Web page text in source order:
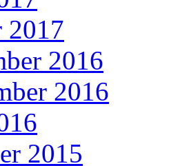
2017
2016
2016
2015